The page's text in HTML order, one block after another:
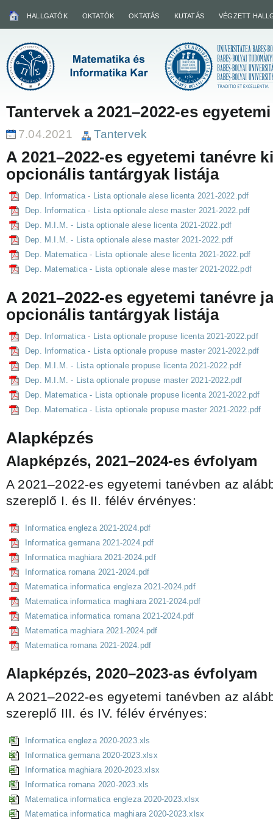
HALLGATÓK OKTATÓK OKTATÁS KUTATÁS VÉGZETT
Tantervek a 2021–2022-es
7.04.2021 Tantervek
A 2021–2022-es egyetemi tanévre
opcionális tantárgyak listája
Dep. Informatica - Lista optionale alese licenta 2021-2022.pdf
Dep. Informatica - Lista optionale alese master 2021-2022.pdf
Dep. M.I.M. - Lista optionale alese licenta 2021-2022.pdf
Dep. M.I.M. - Lista optionale alese master 2021-2022.pdf
Dep. Matematica - Lista optionale alese licenta 2021-2022.pdf
Dep. Matematica - Lista optionale alese master 2021-2022.pdf
A 2021–2022-es egyetemi tanévre
opcionális tantárgyak listája
Dep. Informatica - Lista optionale propuse licenta 2021-2022.pdf
Dep. Informatica - Lista optionale propuse master 2021-2022.pdf
Dep. M.I.M. - Lista optionale propuse licenta 2021-2022.pdf
Dep. M.I.M. - Lista optionale propuse master 2021-2022.pdf
Dep. Matematica - Lista optionale propuse licenta 2021-2022.pdf
Dep. Matematica - Lista optionale propuse master 2021-2022.pdf
Alapképzés
Alapképzés, 2021–2024-es évfolyam
A 2021–2022-es egyetemi tanévben az
szereplő I. és II. félév érvényes:
Informatica engleza 2021-2024.pdf
Informatica germana 2021-2024.pdf
Informatica maghiara 2021-2024.pdf
Informatica romana 2021-2024.pdf
Matematica informatica engleza 2021-2024.pdf
Matematica informatica maghiara 2021-2024.pdf
Matematica informatica romana 2021-2024.pdf
Matematica maghiara 2021-2024.pdf
Matematica romana 2021-2024.pdf
Alapképzés, 2020–2023-as évfolyam
A 2021–2022-es egyetemi tanévben az
szereplő III. és IV. félév érvényes:
Informatica engleza 2020-2023.xls
Informatica germana 2020-2023.xlsx
Informatica maghiara 2020-2023.xlsx
Informatica romana 2020-2023.xls
Matematica informatica engleza 2020-2023.xlsx
Matematica informatica maghiara 2020-2023.xlsx